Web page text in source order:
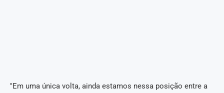
"Em uma única volta, ainda estamos nessa posição entre a